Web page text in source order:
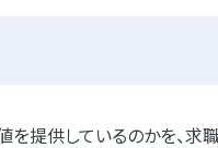
を提供しているのかを、求